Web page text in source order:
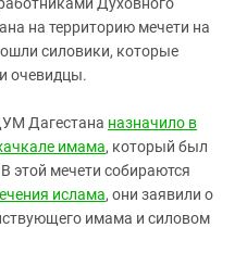
на территорию мечети на
силовики, которые
очевидцы.
Дагестана назначило в
имама, который был
этой мечети собираются
ислама, они заявили о
имама и силовом